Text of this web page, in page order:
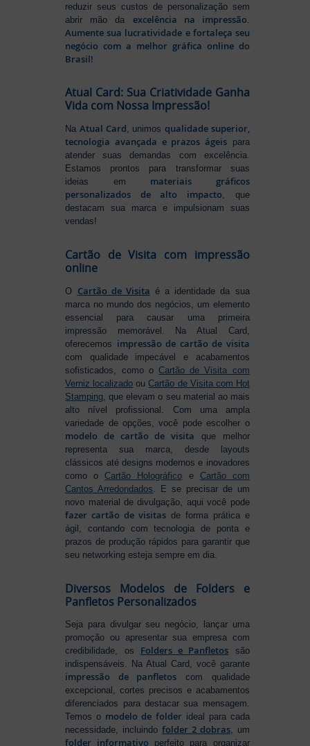
reduzir seus custos de personalização sem
abrir mão da excelência na impressão
Aumente sua lucratividade e fortaleça seu
negócio com a melhor gráfica online do
Brasil!
Atual Card: Sua Criatividade Ganha
Vida com Nossa Impressão!
Na Atual Card, unimos qualidade superior,
tecnologia avançada e prazos ágeispara
atender suas demandas com excelência.
Estamos prontos para transformar suas
ideias em materiais gráficos
personalizados de alto impacto, que
destacam sua marca e impulsionam suas
vendas!
Cartão de Visita com impressão
online
O Cartão de Visita é a identidade da sua
marca no mundo dos negócios, um elemento
essencial para causar uma primeira
impressão memorável. Na Atual Card,
oferecemos impressão de cartão de visita
com qualidade impecável e acabamentos
sofisticados, como o Cartão de Visita com
Verniz localizado ouCartão de Visita com Hot
Stamping , que elevam o seu material ao mais
alto nível profissional. Com uma ampla
variedade de opções, você pode escolher o
modelo de cartão de visita que melhor
representa sua marca, desde layouts
clássicos até designs modernos e inovadores
como oCartão Holográfico e Cartão com
Cantos Arredondados . E se precisar de um
novo material de divulgação, aqui você pode
fazer cartão de visitas de forma prática e
ágil, contando com tecnologia de ponta e
prazos de produção rápidos para garantir que
seu networking esteja sempre em dia.
Diversos Modelos de Folders e
Panfletos Personalizados
Seja para divulgar seu negócio, lançar uma
promoção ou apresentar sua empresa com
credibilidade, os Folders e Panfletos são
indispensáveis. Na Atual Card, você garante
impressão de panfletos com qualidade
excepcional, cortes precisos e acabamentos
diferenciados para destacar sua mensagem.
Temos o modelo de folder ideal para cada
necessidade, incluindofolder 2 dobras, um
folder informativo perfeito para organizar